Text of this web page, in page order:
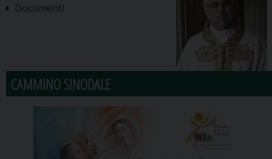
Documenti
CAMMINO SINODALE